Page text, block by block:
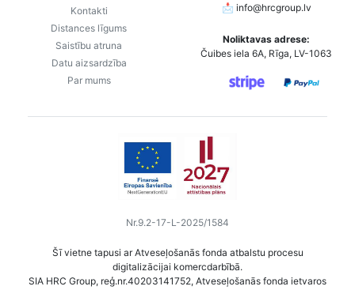
Kontakti
Distances līgums
Saistību atruna
Datu aizsardzība
Par mums
📩 info@hrcgroup.lv
Noliktavas adrese:
Čuibes iela 6A, Rīga, LV-1063
Nr.9.2-17-L-2025/1584
Šī vietne tapusi ar Atveseļošanās fonda atbalstu procesu
digitalizācijai komercdarbībā.
SIA HRC Group, reģ.nr.40203141752, Atveseļošanās fonda ietvaros